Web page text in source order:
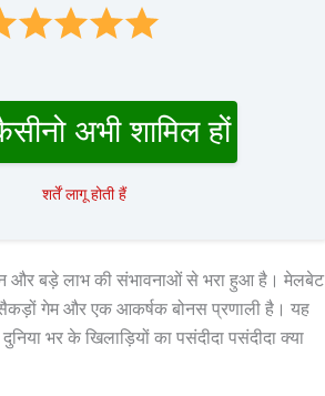
अभी शामिल हों
शर्तें लागू होती हैं
और बड़े लाभ की संभावनाओं से भरा हुआ है। मेलबेट
गेम और एक आकर्षक बोनस प्रणाली है। यह
भर के खिलाड़ियों का पसंदीदा पसंदीदा क्या